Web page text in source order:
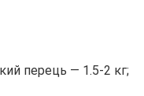
перець — 1.5-2 кг;